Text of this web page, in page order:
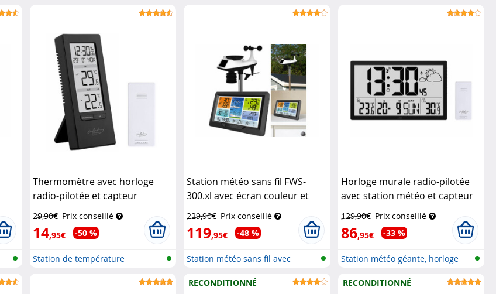
Thermomètre avec horloge
radio-pilotée et capteur
extérieur - coloris noir
29,90€ Prix conseillé
14,95€ -50 %
Station de température
Station météo sans fil FWS-
300.xl avec écran couleur et
station de mesure extérieure
Infactory
229,90€ Prix conseillé
119,95€ -48 %
Station météo sans fil avec
Horloge murale radio-pilotée
avec station météo et capteur
Infactory
129,90€ Prix conseillé
86,95€ -33 %
Station météo géante, horloge
RECONDITIONNÉ RECONDITIONNÉ